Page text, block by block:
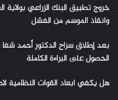
خروج تطبيق البنك الزراعي
وانقاذ الموسم من الفشل
بعد إطلاق سراح الدكتور أحمد شفا
الحصول على البراءة الكاملة
هل يكفي ابعاد القوات النظامية